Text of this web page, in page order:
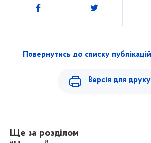
Поділитись
Повернутись до списку публікацій
Версія для друку
Ще за розділом